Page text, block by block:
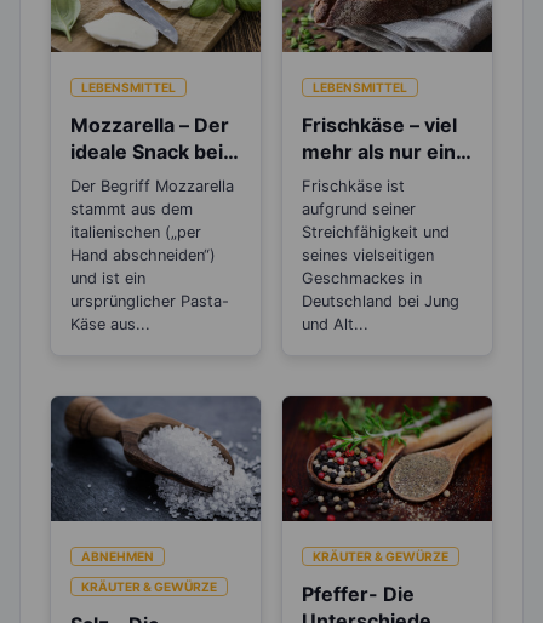
LEBENSMITTEL
Mozzarella – Der
ideale Snack beim
Abnehmen
Der Begriff Mozzarella
stammt aus dem
italienischen („per
Hand abschneiden“)
und ist ein
ursprünglicher Pasta-
Käse aus...
LEBENSMITTEL
Frischkäse – viel
mehr als nur ein
Brotaufstrich
Frischkäse ist
aufgrund seiner
Streichfähigkeit und
seines vielseitigen
Geschmackes in
Deutschland bei Jung
und Alt...
ABNEHMEN
KRÄUTER & GEWÜRZE
KRÄUTER & GEWÜRZE
Pfeffer- Die